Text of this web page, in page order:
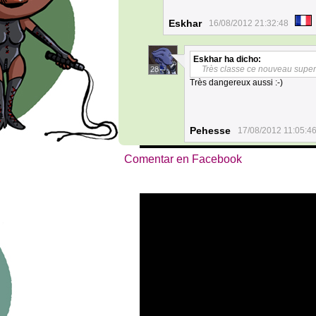
Eskhar 16/08/2012 21:32:48
28
Eskhar ha dicho:
Très classe ce nouveau
Très dangereux aussi :-)
Pehesse 17/08/2012 11:05:46
Comentar en Facebook